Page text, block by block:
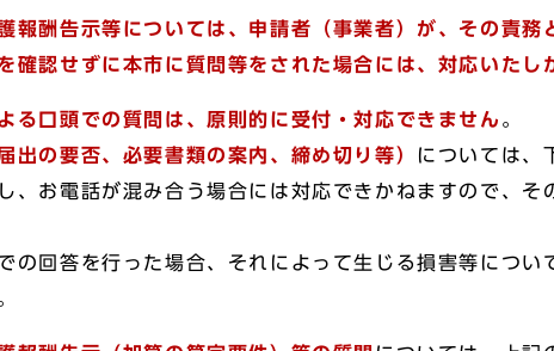
報酬告示等については、申請者（事業者）が、その責務
確認せずに本市に質問等をされた場合には、対応いたし
る口頭での質問は、原則的に受付・対応できません 。
出の要否、必要書類の案内、締め切り等） については、
、お電話が混み合う場合には対応できかねますので、
の回答を行った場合、それによって生じる損害等につい